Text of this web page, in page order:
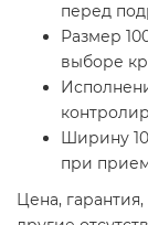
перед
Размер
выборе
Ширину
при
Цена,